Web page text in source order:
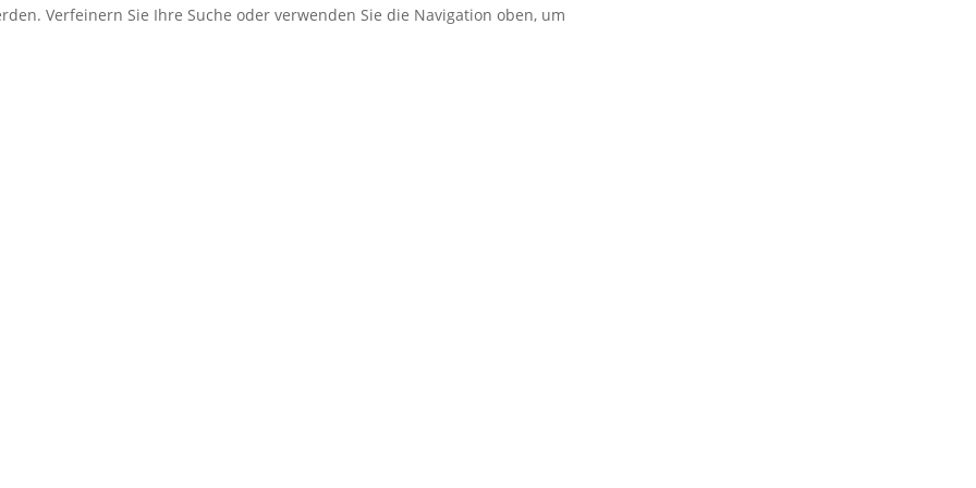
Verfeinern Sie Ihre Suche oder verwenden Sie die Navigation oben, um